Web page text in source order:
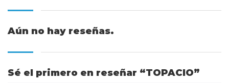
Aún no hay reseñas.
Sé el primero en reseñar “TOPACIO”